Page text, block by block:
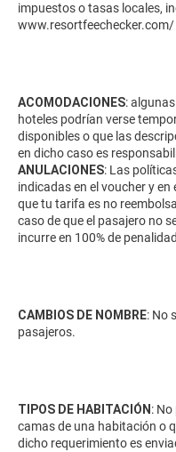
impuestos o tasas locales,
www.resortfeechecker.com/
ACOMODACIONES:
hoteles podrían verse
disponibles o que las
en dicho caso es
ANULACIONES: Las
indicadas en el voucher y
que tu tarifa es no
caso de que el pasajero no
incurre en 100% de
CAMBIOS DE NOMBRE: No
pasajeros.
TIPOS DE HABITACIÓN :
camas de una habitación o
dicho requerimiento es